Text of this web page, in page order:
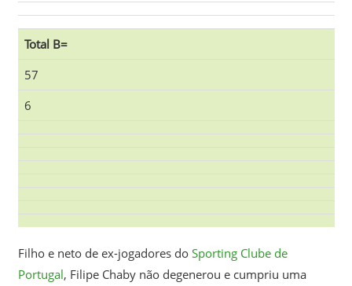
Total B=
57
6
Filho e neto de ex-jogadores do Sporting Clube de
Portugal, Filipe Chaby não degenerou e cumpriu uma